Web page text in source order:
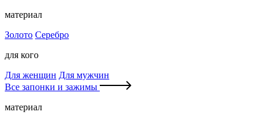
материал
Золото Серебро
для кого
Для женщин Для мужчин
Все запонки и зажимы
материал